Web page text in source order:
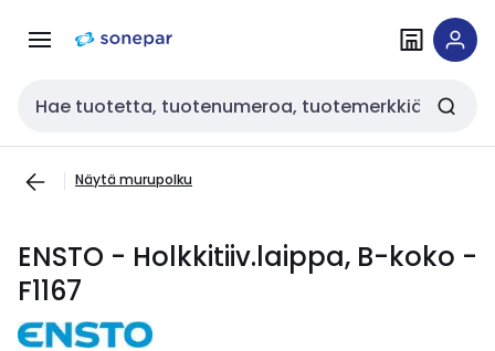
navigointiinsisältöön
Haku
Näytä murupolku
ENSTO - Holkkitiiv.laippa, B-koko -
F1167